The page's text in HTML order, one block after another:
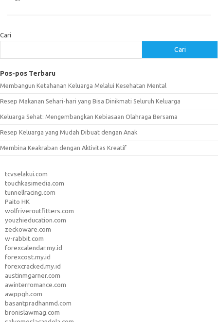
Cari
Cari
Pos-pos Terbaru
Membangun Ketahanan Keluarga Melalui Kesehatan Mental
Resep Makanan Sehari-hari yang Bisa Dinikmati Seluruh Keluarga
Keluarga Sehat: Mengembangkan Kebiasaan Olahraga Bersama
Resep Keluarga yang Mudah Dibuat dengan Anak
Membina Keakraban dengan Aktivitas Kreatif
tcvselakui.com
touchkasimedia.com
tunnellracing.com
Paito HK
wolfriveroutfitters.com
youzhieducation.com
zeckoware.com
w-rabbit.com
forexcalendar.my.id
forexcost.my.id
forexcracked.my.id
austinmgarner.com
awinterromance.com
awppgh.com
basantpradhanmd.com
bronislawmag.com